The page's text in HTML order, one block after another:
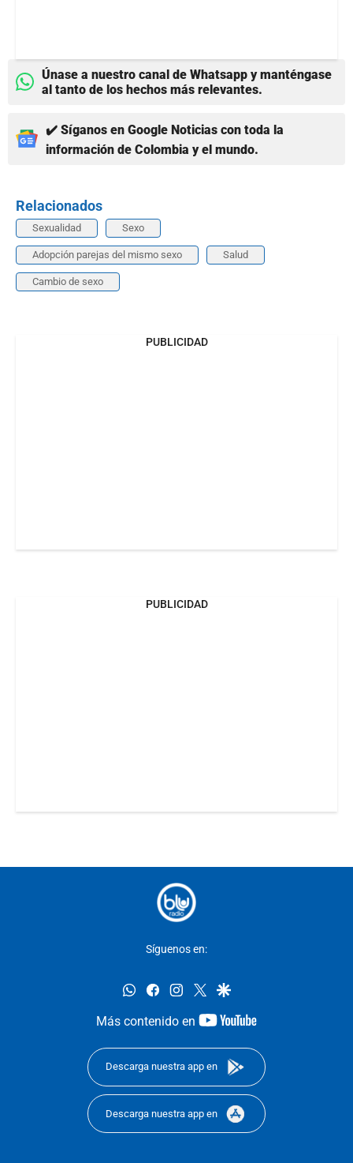
Únase a nuestro canal de Whatsapp y manténgase
al tanto de los hechos más relevantes.
✔️ Síganos en Google Noticias con toda la
información de Colombia y el mundo.
Relacionados
Sexualidad Sexo
Adopción parejas del mismo sexo Salud
Cambio de sexo
PUBLICIDAD
PUBLICIDAD
Síguenos en:
whatsappfacebookinstagram
twittergoogle
Más contenido en
youtube-
Descarga nuestra app en
Descarga nuestra app en